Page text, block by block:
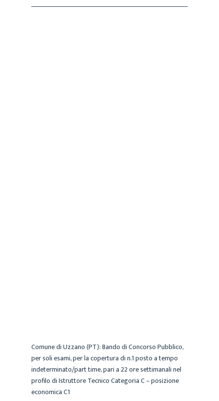
Comune di Uzzano (PT): Bando di Concorso Pubblico,
per soli esami, per la copertura di n.1 posto a tempo
indeterminato/part time, pari a 22 ore settimanali nel
profilo di Istruttore Tecnico Categoria C – posizione
economica C1